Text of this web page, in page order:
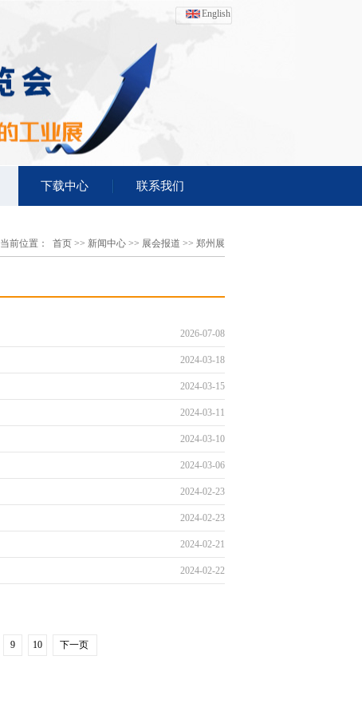
English
下载中心 联系我们
当前位置： 首页 >> 新闻中心 >> 展会报道 >> 郑州展
2026-07-08
2024-03-18
2024-03-15
2024-03-11
2024-03-10
2024-03-06
2024-02-23
2024-02-23
2024-02-21
2024-02-22
9 10 下一页